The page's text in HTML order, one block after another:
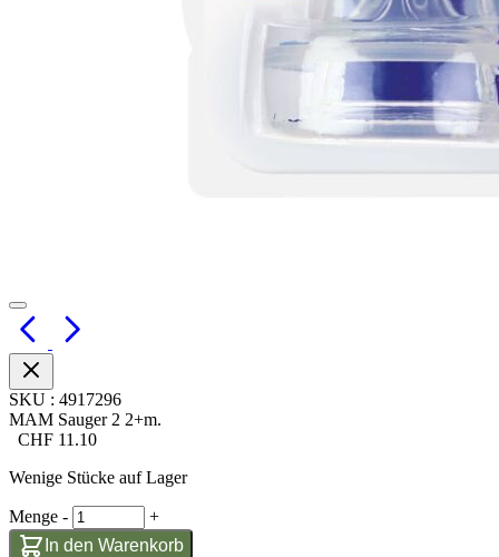
SKU : 4917296
MAM Sauger 2 2+m.
CHF 11.10
Wenige Stücke auf Lager
Menge -
+
In den Warenkorb